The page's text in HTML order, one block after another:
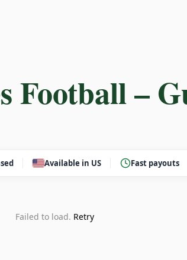
Football –
Available in US Fast payouts
Failed to load. Retry